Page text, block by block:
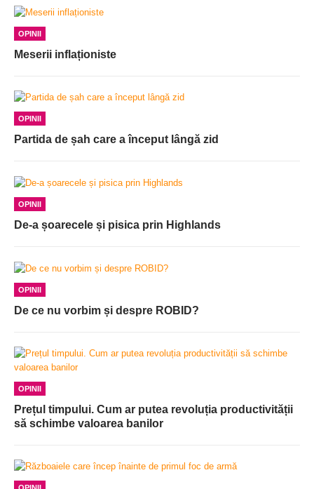
OPINII
Meserii inflaționiste
OPINII
Partida de șah care a început lângă zid
OPINII
De-a șoarecele și pisica prin Highlands
OPINII
De ce nu vorbim și despre ROBID?
OPINII
Prețul timpului. Cum ar putea revoluția productivității
să schimbe valoarea banilor